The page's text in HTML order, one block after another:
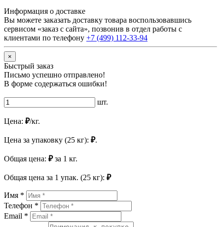
Информация о доставке
Вы можете заказать доставку товара воспользовавшись
сервисом «заказ с сайта», позвонив в отдел работы с
клиентами по телефону +7 (499) 112-33-94
×
Быстрый заказ
Письмо успешно отправлено!
В форме содержаться ошибки!
шт.
Цена: ₽/кг.
Цена за упаковку (25 кг): ₽.
Общая цена: ₽за 1 кг.
Общая цена за 1 упак. (25 кг): ₽
Имя *
Телефон *
Email *